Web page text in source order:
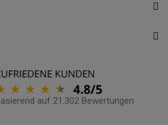
auf 21.302 Bewertungen